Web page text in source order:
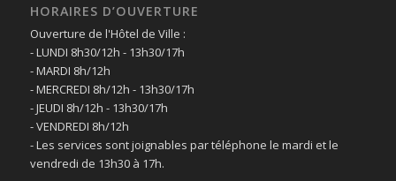
HORAIRES D’OUVERTURE
Ouverture de l'Hôtel de Ville :
- LUNDI 8h30/12h - 13h30/17h
- MARDI 8h/12h
- MERCREDI 8h/12h - 13h30/17h
- JEUDI 8h/12h - 13h30/17h
- VENDREDI 8h/12h
- Les services sont joignables par téléphone le mardi et le
vendredi de 13h30 à 17h.